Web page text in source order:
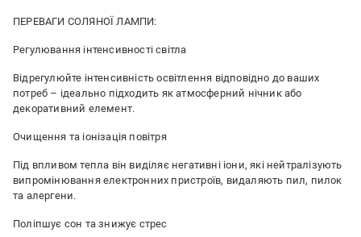
ПЕРЕВАГИ СОЛЯНОЇ ЛАМПИ:
Регулювання інтенсивності світла
Відрегулюйте інтенсивність освітлення відповідно до ваших
потреб – ідеально підходить як атмосферний нічник або
декоративний елемент.
Очищення та іонізація повітря
Під впливом тепла він виділяє негативні іони, які нейтралізують
випромінювання електронних пристроїв, видаляють пил, пилок
та алергени.
Поліпшує сон та знижує стрес